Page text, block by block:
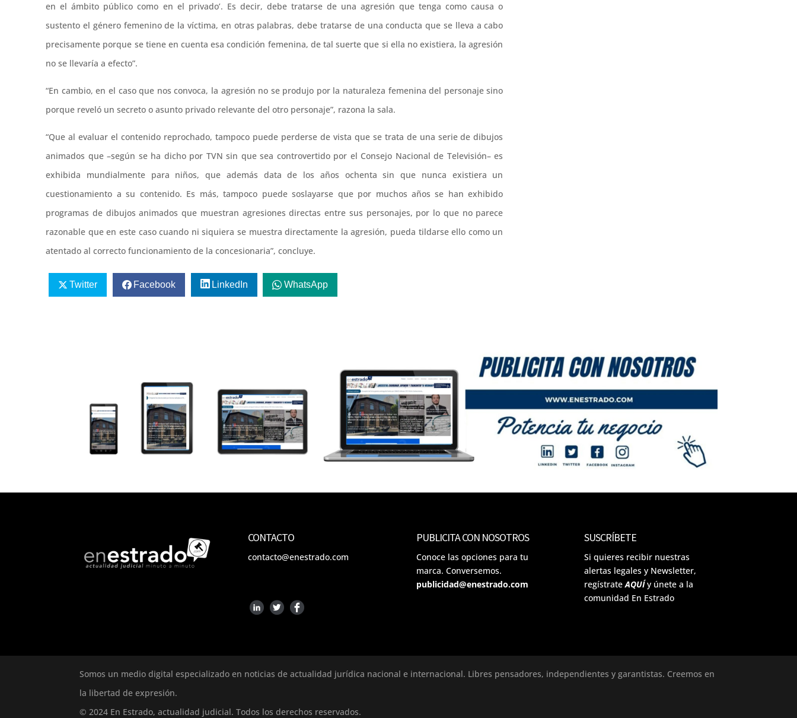
en el ámbito público como en el privado’. Es decir, debe tratarse de una agresión que tenga como causa o
sustento el género femenino de la víctima, en otras palabras, debe tratarse de una conducta que se lleva a cabo
precisamente porque se tiene en cuenta esa condición femenina, de tal suerte que si ella no existiera, la agresión
no se llevaría a efecto”.
“En cambio, en el caso que nos convoca, la agresión no se produjo por la naturaleza femenina del personaje sino
porque reveló un secreto o asunto privado relevante del otro personaje”, razona la sala.
“Que al evaluar el contenido reprochado, tampoco puede perderse de vista que se trata de una serie de dibujos
animados que –según se ha dicho por TVN sin que sea controvertido por el Consejo Nacional de Televisión– es
exhibida mundialmente para niños, que además data de los años ochenta sin que nunca existiera un
cuestionamiento a su contenido. Es más, tampoco puede soslayarse que por muchos años se han exhibido
programas de dibujos animados que muestran agresiones directas entre sus personajes, por lo que no parece
razonable que en este caso cuando ni siquiera se muestra directamente la agresión, pueda tildarse ello como un
atentado al correcto funcionamiento de la concesionaria”, concluye.
Twitter Facebook LinkedIn WhatsApp
CONTACTO
contacto@enestrado.com
PUBLICITA CON NOSOTROS
Conoce las opciones para tu
marca. Conversemos.
publicidad@enestrado.com
SUSCRÍBETE
Si quieres recibir nuestras
alertas legales y Newsletter,
regístrateAQUÍ y únete a la
comunidad En Estrado
Somos un medio digital especializado en noticias de actualidad jurídica nacional e internacional. Libres pensadores, independientes y garantistas. Creemos en
la libertad de expresión.
© 2024 En Estrado, actualidad judicial. Todos los derechos reservados.